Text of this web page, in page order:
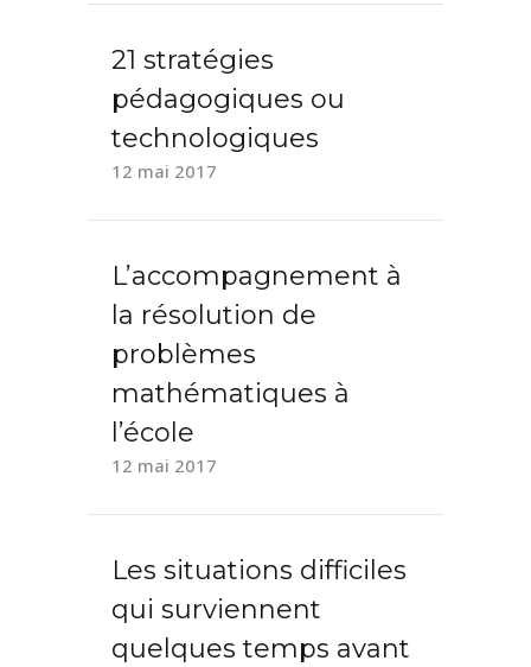
21 stratégies
pédagogiques ou
technologiques
12 mai 2017
L’accompagnement à
la résolution de
problèmes
mathématiques à
l’école
12 mai 2017
Les situations difficiles
qui surviennent
quelques temps avant